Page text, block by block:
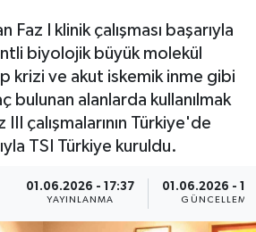
Faz I klinik çalışması başarıyla
biyolojik büyük molekül
krizi ve akut iskemik inme gibi
bulunan alanlarda kullanılmak
çalışmalarının Türkiye'de
TSI Türkiye kuruldu.
01.06.2026 - 17:37
YAYINLANMA
01.06.2026 -
GÜNCELLEME